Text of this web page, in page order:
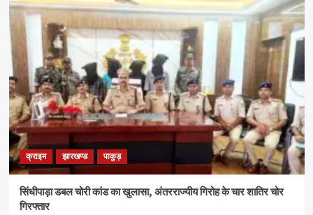
क्राइम झारखण्ड पाकुड़
सिंधीपाड़ा डबल चोरी कांड का खुलासा, अंतरराज्यीय गिरोह के चार शातिर चोर
गिरफ्तार